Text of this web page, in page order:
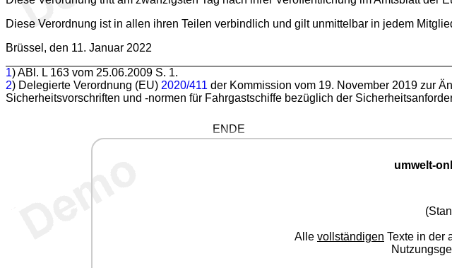
Diese Verordnung ist in allen ihren Teilen verbindlich und gilt unmittelbar in jedem
Brüssel, den 11. Januar 2022
1) ABl. L 163 vom 25.06.2009 S. 1.
2) Delegierte Verordnung (EU) 2020/411 der Kommission vom 19. November 2019 zur
Sicherheitsvorschriften und -normen für Fahrgastschiffe bezüglich der
ENDE
umwelt-
Alle vollständigen Texte in der